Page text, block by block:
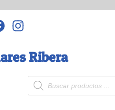
Ribera